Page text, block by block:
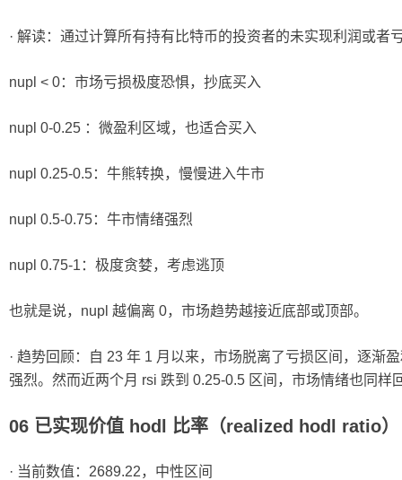
· 解读：通过计算所有持有比特币的投资者的未实现利润或者
nupl < 0：市场亏损极度恐惧，抄底买入
nupl 0-0.25 ：微盈利区域，也适合买入
nupl 0.25-0.5：牛熊转换，慢慢进入牛市
nupl 0.5-0.75：牛市情绪强烈
nupl 0.75-1：极度贪婪，考虑逃顶
也就是说，nupl 越偏离 0，市场趋势越接近底部或顶部。
· 趋势回顾：自 23 年 1 月以来，市场脱离了亏损区间，逐渐
强烈。然而近两个月 rsi 跌到 0.25-0.5 区间，市场情绪也同样
06 已实现价值 hodl 比率（realized hodl ratio）
· 当前数值：2689.22，中性区间